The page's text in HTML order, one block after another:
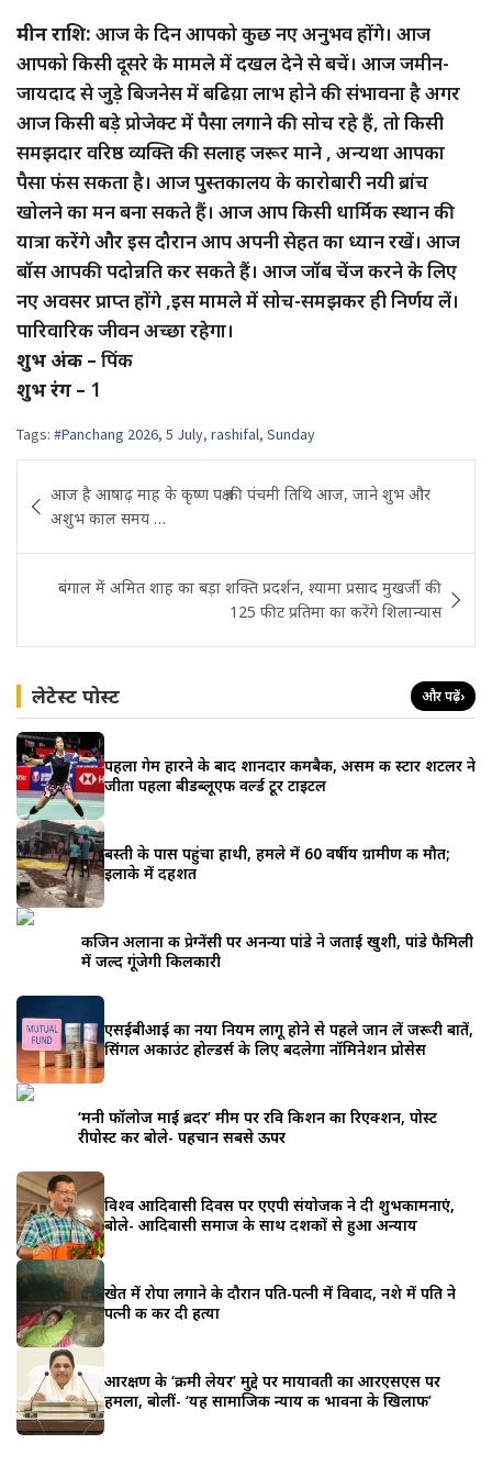
मीन राशि: आज के दिन आपको कुछ नए अनुभव होंगे। आज
आपको किसी दूसरे के मामले में दखल देने से बचें। आज जमीन-
जायदाद से जुड़े बिजनेस में बढिय़ा लाभ होने की संभावना है अगर
आज किसी बड़े प्रोजेक्ट में पैसा लगाने की सोच रहे हैं, तो किसी
समझदार वरिष्ठ व्यक्ति की सलाह जरूर माने , अन्यथा आपका
पैसा फंस सकता है। आज पुस्तकालय के कारोबारी नयी ब्रांच
खोलने का मन बना सकते हैं। आज आप किसी धार्मिक स्थान की
यात्रा करेंगे और इस दौरान आप अपनी सेहत का ध्यान रखें। आज
बॉस आपकी पदोन्नति कर सकते हैं। आज जॉब चेंज करने के लिए
नए अवसर प्राप्त होंगे ,इस मामले में सोच-समझकर ही निर्णय लें।
पारिवारिक जीवन अच्छा रहेगा।
शुभ अंक – पिंक
शुभ रंग – 1
Tags: #Panchang 2026, 5 July, rashifal, Sunday
navigation
आज है आषाढ़ माह के कृष्ण पक्ष की पंचमी तिथि आज, जाने शुभ और
अशुभ काल समय …
बंगाल में अमित शाह का बड़ा शक्ति प्रदर्शन, श्यामा प्रसाद मुखर्जी की
125 फीट प्रतिमा का करेंगे शिलान्यास
लेटेस्ट पोस्ट और पढ़ें›
पहला गेम हारने के बाद शानदार कमबैक, असम की स्टार शटलर ने
जीता पहला बीडब्लूएफ वर्ल्ड टूर टाइटल
बस्ती के पास पहुंचा हाथी, हमले में 60 वर्षीय ग्रामीण की मौत;
इलाके में दहशत
कजिन अलाना की प्रेग्नेंसी पर अनन्या पांडे ने जताई खुशी, पांडे फैमिली
में जल्द गूंजेगी किलकारी
एसईबीआई का नया नियम लागू होने से पहले जान लें जरूरी बातें,
सिंगल अकाउंट होल्डर्स के लिए बदलेगा नॉमिनेशन प्रोसेस
‘मनी फॉलोज माई ब्रदर’ मीम पर रवि किशन का रिएक्शन, पोस्ट
रीपोस्ट कर बोले- पहचान सबसे ऊपर
विश्व आदिवासी दिवस पर एएपी संयोजक ने दी शुभकामनाएं,
बोले- आदिवासी समाज के साथ दशकों से हुआ अन्याय
खेत में रोपा लगाने के दौरान पति-पत्नी में विवाद, नशे में पति ने
पत्नी की कर दी हत्या
आरक्षण के ‘क्रीमी लेयर’ मुद्दे पर मायावती का आरएसएस पर
हमला, बोलीं- ‘यह सामाजिक न्याय की भावना के खिलाफ’